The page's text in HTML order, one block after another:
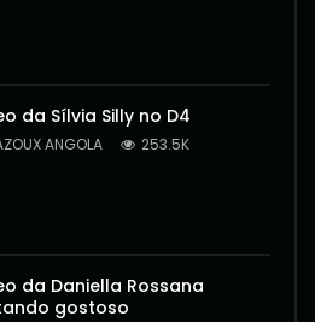
da Sílvia Silly no D4
ANGOLA 253.5K
da Daniella Rossana
gostoso